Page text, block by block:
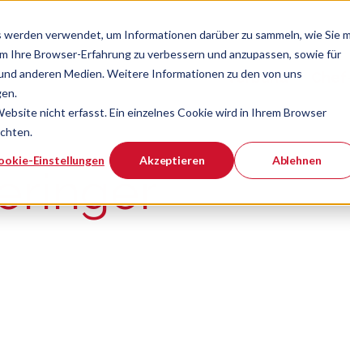
verwendet, um Informationen darüber zu sammeln, wie Sie
Browser-Erfahrung zu verbessern und anzupassen, sowie für
anderen Medien. Weitere Informationen zu den von uns
nicht erfasst. Ein einzelnes Cookie wird in Ihrem Browser
Einstellungen Akzeptieren Ablehnen
Zeige
Verband
ist.